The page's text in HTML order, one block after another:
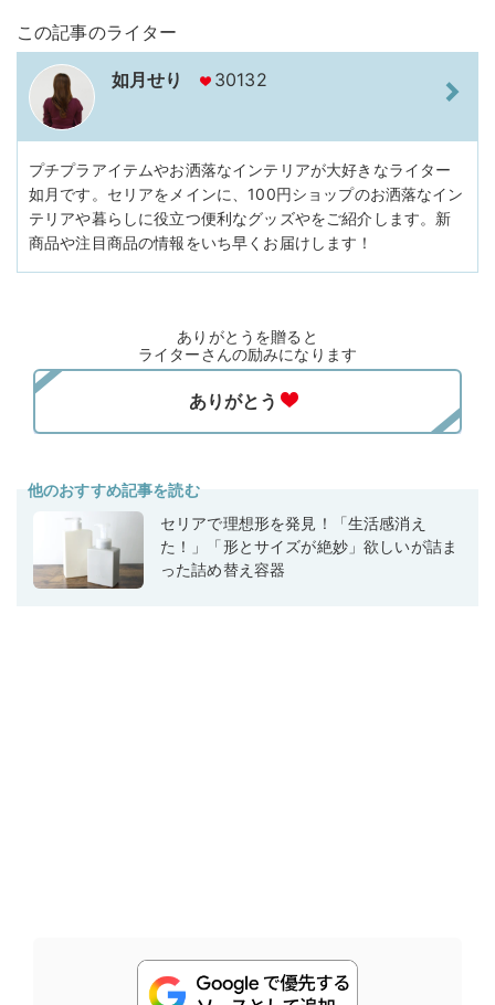
この記事のライター
如月せり 30132
プチプラアイテムやお洒落なインテリアが大好きなライター
如月です。セリアをメインに、100円ショップのお洒落なイン
テリアや暮らしに役立つ便利なグッズやをご紹介します。新
商品や注目商品の情報をいち早くお届けします！
ありがとうを贈ると
ライターさんの励みになります
他のおすすめ記事を読む
セリアで理想形を発見！「生活感消え
た！」「形とサイズが絶妙」欲しいが詰ま
った詰め替え容器